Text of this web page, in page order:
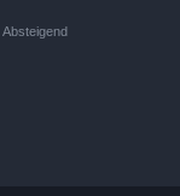
Absteigend